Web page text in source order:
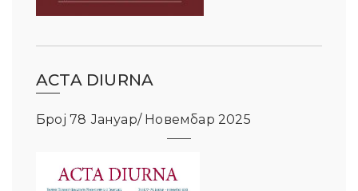
ACTA DIURNA
Број 78 Јануар/ Новембар 2025